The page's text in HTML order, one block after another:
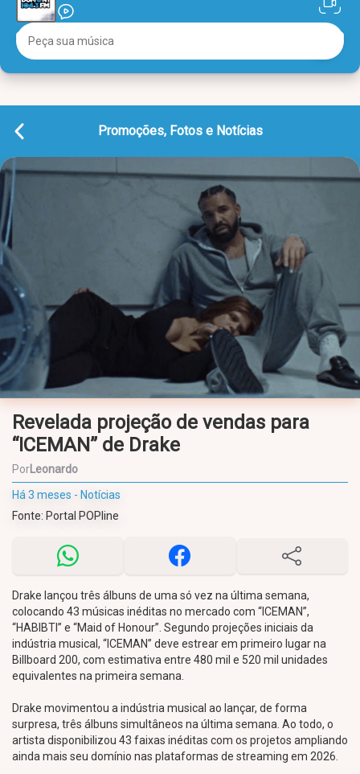
Promoções, Fotos e Notícias
Revelada projeção de vendas para
“ICEMAN” de Drake
PorLeonardo
Há 3 meses - Notícias
Fonte: Portal POPline
Drake lançou três álbuns de uma só vez na última semana,
colocando 43 músicas inéditas no mercado com “ICEMAN”,
“HABIBTI” e “Maid of Honour”. Segundo projeções iniciais da
indústria musical, “ICEMAN” deve estrear em primeiro lugar na
Billboard 200, com estimativa entre 480 mil e 520 mil unidades
equivalentes na primeira semana.
Drake movimentou a indústria musical ao lançar, de forma
surpresa, três álbuns simultâneos na última semana. Ao todo, o
artista disponibilizou 43 faixas inéditas com os projetos ampliando
ainda mais seu domínio nas plataformas de streaming em 2026.